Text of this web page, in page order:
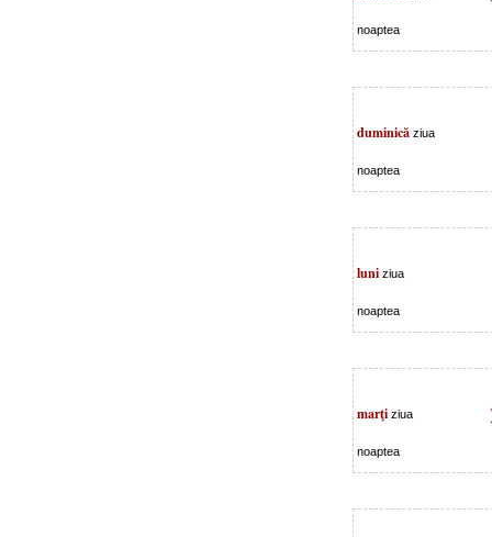
noaptea
duminică ziua
noaptea
luni ziua
noaptea
marţi ziua
noaptea